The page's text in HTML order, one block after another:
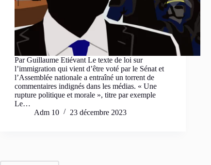
Par Guillaume Etiévant Le texte de loi sur
l’immigration qui vient d’être voté par le Sénat et
l’Assemblée nationale a entraîné un torrent de
commentaires indignés dans les médias. « Une
rupture politique et morale », titre par exemple
Le…
Adm 10
23 décembre 2023